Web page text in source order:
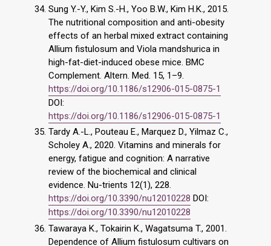
Sung Y.-Y., Kim S.-H., Yoo B.W., Kim H.K., 2015.
The nutritional composition and anti-obesity
effects of an herbal mixed extract containing
Allium fistulosum and Viola mandshurica in
high-fat-diet-induced obese mice. BMC
Complement. Altern. Med. 15, 1–9.
https://doi.org/10.1186/s12906-015-0875-1
DOI:
https://doi.org/10.1186/s12906-015-0875-1
Tardy A.-L., Pouteau E., Marquez D., Yilmaz C.,
Scholey A., 2020. Vitamins and minerals for
energy, fatigue and cognition: A narrative
review of the biochemical and clinical
evidence. Nu-trients 12(1), 228.
https://doi.org/10.3390/nu12010228 DOI:
https://doi.org/10.3390/nu12010228
Tawaraya K., Tokairin K., Wagatsuma T., 2001.
Dependence of Allium fistulosum cultivars on